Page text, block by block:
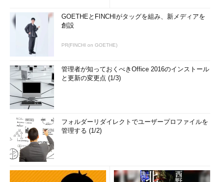
x86向けのWindows 2000インストールCD-ROM
に収録されているHALがこれらである。通常は左
側のリストから［（標準コンピュータ）］を選択
し、右側のリストから変更したいHALを選択す
る。
しHALを変更すると、最悪の場合、システムが起
動しなくなることもあるので注意が必要。
すると、このようにサポートされているHALが一覧される。こ
こで強制的にACPI対応システム向けのHAL（「Advanced
GOETHEとFINCHIがタッグを組み、新メディアを
創設
PR(FINCHI on GOETHE)
管理者が知っておくべきOffice 2016のインストール
と更新の変更点 (1/3)
フォルダーリダイレクトでユーザープロファイルを
管理する (1/2)